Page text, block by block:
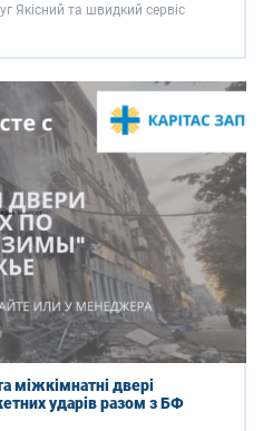
Якісний та швидкий сервіс
якісні та надійні, але періодично
проблемами в …
міжкімнатні двері
ударів разом з БФ